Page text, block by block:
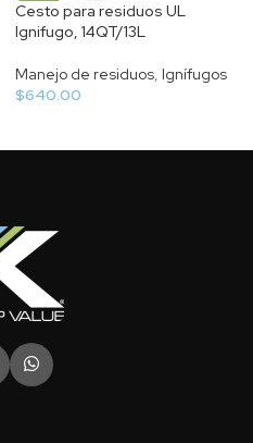
Cesto para residuos UL
Ignifugo, 14QT/13L
Manejo de residuos, Ignífugos
$640.00